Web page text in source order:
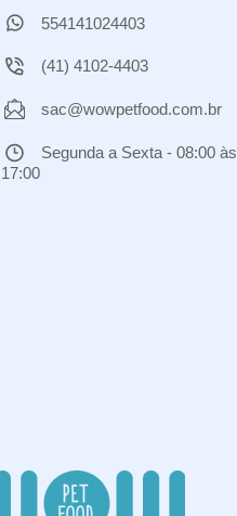
554141024403
(41) 4102-4403
sac@wowpetfood.com.br
Segunda a Sexta - 08:00 às
17:00